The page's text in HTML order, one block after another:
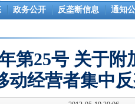
政务公开 反垄断信息 通知
第25号 关于
动经营者集中